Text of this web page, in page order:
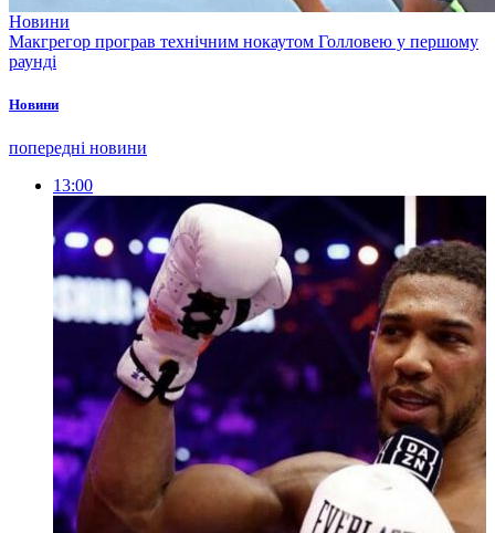
Новини
Макгрегор програв технічним нокаутом Голловею у першому
раунді
Новини
попередні новини
13:00